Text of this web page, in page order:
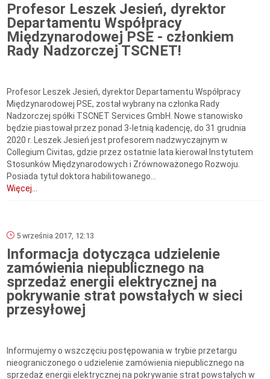
Profesor Leszek Jesień, dyrektor
Departamentu Współpracy
Międzynarodowej PSE - członkiem
Rady Nadzorczej TSCNET!
Profesor Leszek Jesień, dyrektor Departamentu Współpracy
Międzynarodowej PSE, został wybrany na członka Rady
Nadzorczej spółki TSCNET Services GmbH. Nowe stanowisko
będzie piastował przez ponad 3-letnią kadencję, do 31 grudnia
2020 r. Leszek Jesień jest profesorem nadzwyczajnym w
Collegium Civitas, gdzie przez ostatnie lata kierował Instytutem
Stosunków Międzynarodowych i Zrównoważonego Rozwoju.
Posiada tytuł doktora habilitowanego...
Więcej...
5 września 2017, 12:13
Informacja dotycząca udzielenie
zamówienia niepublicznego na
sprzedaż energii elektrycznej na
pokrywanie strat powstałych w sieci
przesyłowej
Informujemy o wszczęciu postępowania w trybie przetargu
nieograniczonego o udzielenie zamówienia niepublicznego na
sprzedaż energii elektrycznej na pokrywanie strat powstałych w